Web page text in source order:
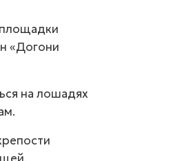
«Догони
на лошадях